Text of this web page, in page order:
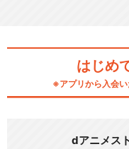
はじめ
※アプリから入会
dアニメス